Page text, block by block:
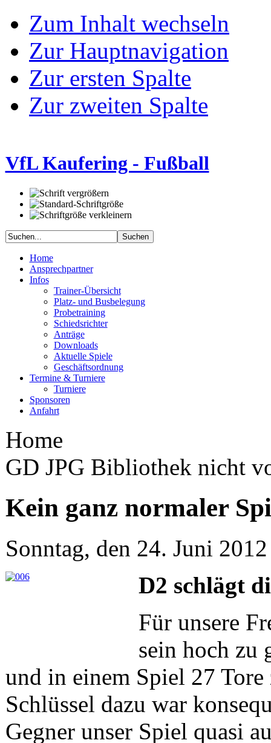
Zum Inhalt wechseln
Zur Hauptnavigation
Zur ersten Spalte
Zur zweiten Spalte
VfL Kaufering - Fußball
Home
Ansprechpartner
Infos
Trainer-Übersicht
Platz- und Busbelegung
Probetraining
Schiedsrichter
Anträge
Downloads
Aktuelle Spiele
Geschäftsordnung
Termine & Turniere
Turniere
Sponsoren
Anfahrt
Home
GD JPG Bibliothek nicht
Kein ganz normaler
Sonntag, den 24. Juni
D2 schlägt
Für unsere
sein hoch zu
und in einem Spiel 27
Schlüssel dazu war
Gegner unser Spiel quasi